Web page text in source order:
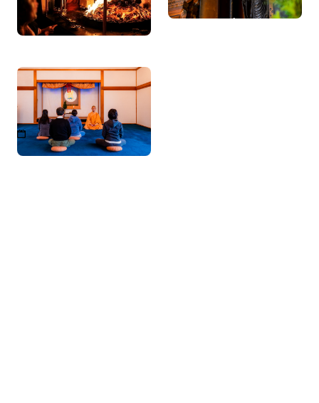
変更する可能性がありま
す。
恵光院 日帰り入浴付き精
進料理と阿字観瞑想
随時